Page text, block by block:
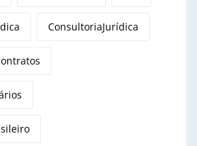
ConsultoriaJurídica